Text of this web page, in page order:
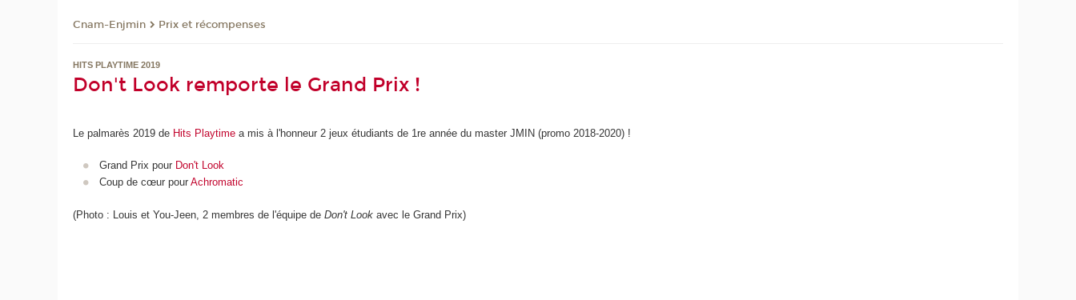
Cnam-Enjmin Prix et récompenses
HITS PLAYTIME 2019
Don't Look remporte le Grand Prix !
Le palmarès 2019 de Hits Playtime a mis à l'honneur 2 jeux étudiants de 1re année du master JMIN (promo 2018-2020) !
Grand Prix pour Don't Look
Coup de cœur pour Achromatic
(Photo : Louis et You-Jeen, 2 membres de l'équipe deDon't Look avec le Grand Prix)